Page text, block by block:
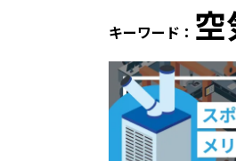
キーワード：